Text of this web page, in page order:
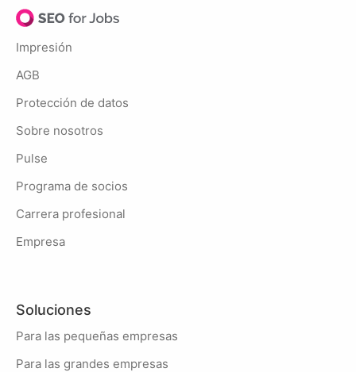
Impresión
AGB
Protección de datos
Sobre nosotros
Pulse
Programa de socios
Carrera profesional
Empresa
Soluciones
Para las pequeñas empresas
Para las grandes empresas